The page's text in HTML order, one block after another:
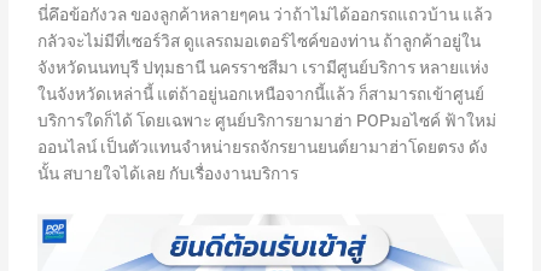
นี่คึอข้อกังวล ของลูกค้าหลายๆคน ว่าถ้าไม่ได้ออกรถแถวบ้าน แล้ว
กลัวจะไม่มีที่เซอร์วิส ดูแลรถมอเตอร์ไซค์ของท่าน ถ้าลูกค้าอยู่ใน
จังหวัดนนทบุรี ปทุมธานี นครราชสีมา เรามีศูนย์บริการ หลายแห่ง
ในจังหวัดเหล่านี้ แต่ถ้าอยู่นอกเหนือจากนี้แล้ว ก็สามารถเข้าศูนย์
บริการใดก็ได้ โดยเฉพาะ ศูนย์บริการยามาฮ่า POPมอไซค์ ฟ้าใหม่
ออนไลน์ เป็นตัวแทนจำหน่ายรถจักรยานยนต์ยามาฮ่าโดยตรง ดัง
นั้น สบายใจได้เลย กับเรื่องงานบริการ